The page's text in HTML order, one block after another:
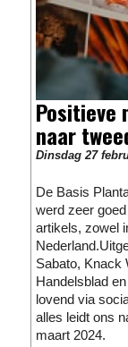
Positieve
naar
Dinsdag 27
De Basis
werd zeer
artikels, zowel
Sabato, Knack
Handelsblad
lovend via
alles leidt ons
maart 2024.